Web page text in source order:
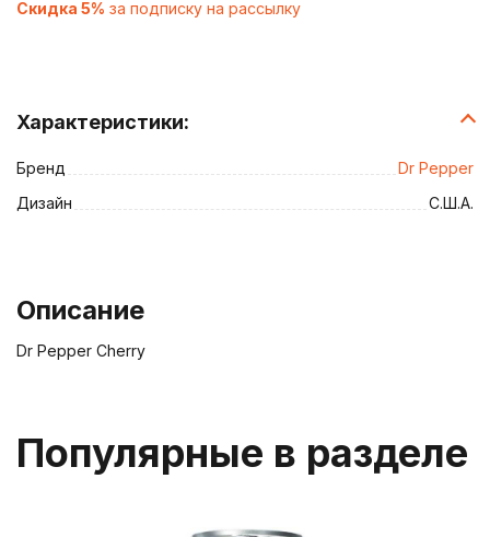
Характеристики:
Бренд
Dr Pepper
Дизайн
С.Ш.А.
Скидка 5% за подписку на рассылку
Описание
Dr Pepper Cherry
Популярные в разделе